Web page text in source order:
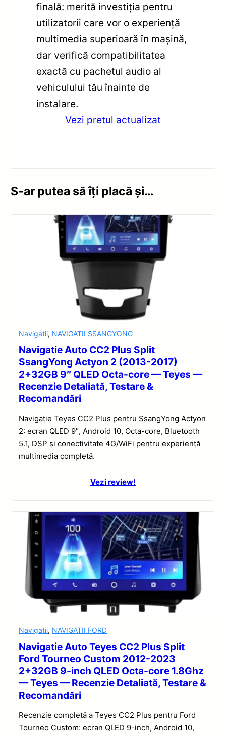
finală: merită investiția pentru
utilizatorii care vor o experiență
multimedia superioară în mașină,
dar verifică compatibilitatea
exactă cu pachetul audio al
vehiculului tău înainte de
instalare.
Vezi pretul actualizat
S-ar putea să îți placă și…
Navigatii, NAVIGATII SSANGYONG
Navigatie Auto CC2 Plus Split
SsangYong Actyon 2 (2013-2017)
2+32GB 9″ QLED Octa-core — Teyes —
Recenzie Detaliată, Testare &
Recomandări
Navigație Teyes CC2 Plus pentru SsangYong Actyon
2: ecran QLED 9″, Android 10, Octa-core, Bluetooth
5.1, DSP și conectivitate 4G/WiFi pentru experiență
multimedia completă.
Vezi review!
Navigatii, NAVIGATII FORD
Navigatie Auto Teyes CC2 Plus Split
Ford Tourneo Custom 2012-2023
2+32GB 9-inch QLED Octa-core 1.8Ghz
— Teyes — Recenzie Detaliată, Testare &
Recomandări
Recenzie completă a Teyes CC2 Plus pentru Ford
Tourneo Custom: ecran QLED 9-inch, Android 10,